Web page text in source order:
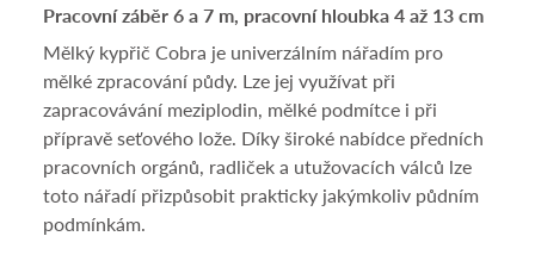
Pracovní záběr 6 a 7 m, pracovní hloubka 4 až 13 cm
Mělký kypřič Cobra je univerzálním nářadím pro
mělké zpracování půdy. Lze jej využívat při
zapracovávání meziplodin, mělké podmítce i při
přípravě seťového lože. Díky široké nabídce předních
pracovních orgánů, radliček a utužovacích válců lze
toto nářadí přizpůsobit prakticky jakýmkoliv půdním
podmínkám.